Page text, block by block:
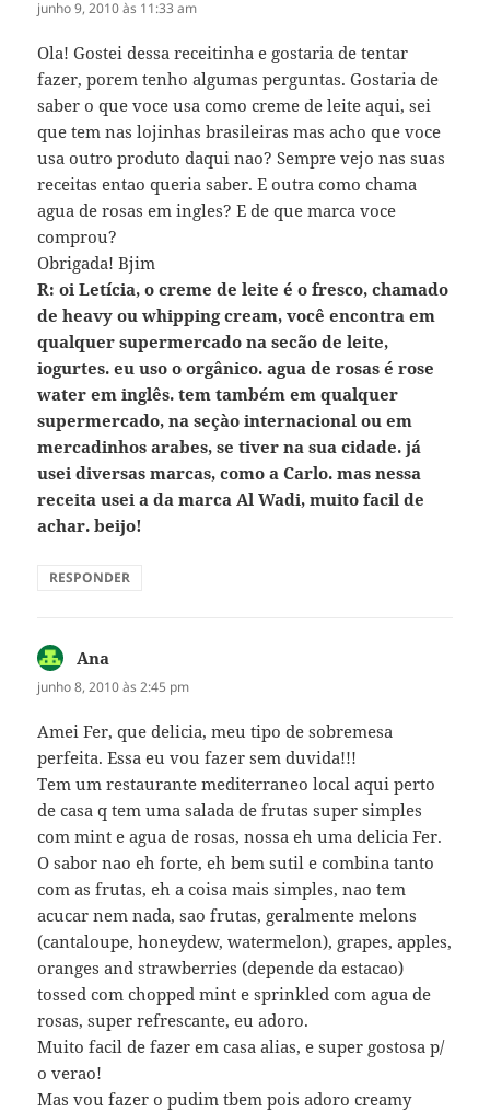
junho 9, 2010 às 11:33 am
Ola! Gostei dessa receitinha e gostaria de tentar
fazer, porem tenho algumas perguntas. Gostaria de
saber o que voce usa como creme de leite aqui, sei
que tem nas lojinhas brasileiras mas acho que voce
usa outro produto daqui nao? Sempre vejo nas suas
receitas entao queria saber. E outra como chama
agua de rosas em ingles? E de que marca voce
comprou?
Obrigada! Bjim
R: oi Letícia, o creme de leite é o fresco, chamado
de heavy ou whipping cream, você encontra em
qualquer supermercado na secão de leite,
iogurtes. eu uso o orgânico. agua de rosas é rose
water em inglês. tem também em qualquer
supermercado, na seçào internacional ou em
mercadinhos arabes, se tiver na sua cidade. já
usei diversas marcas, como a Carlo. mas nessa
receita usei a da marca Al Wadi, muito facil de
achar. beijo!
RESPONDER
Ana
junho 8, 2010 às 2:45 pm
Amei Fer, que delicia, meu tipo de sobremesa
perfeita. Essa eu vou fazer sem duvida!!!
Tem um restaurante mediterraneo local aqui perto
de casa q tem uma salada de frutas super simples
com mint e agua de rosas, nossa eh uma delicia Fer.
O sabor nao eh forte, eh bem sutil e combina tanto
com as frutas, eh a coisa mais simples, nao tem
acucar nem nada, sao frutas, geralmente melons
(cantaloupe, honeydew, watermelon), grapes, apples,
oranges and strawberries (depende da estacao)
tossed com chopped mint e sprinkled com agua de
rosas, super refrescante, eu adoro.
Muito facil de fazer em casa alias, e super gostosa p/
o verao!
Mas vou fazer o pudim tbem pois adoro creamy